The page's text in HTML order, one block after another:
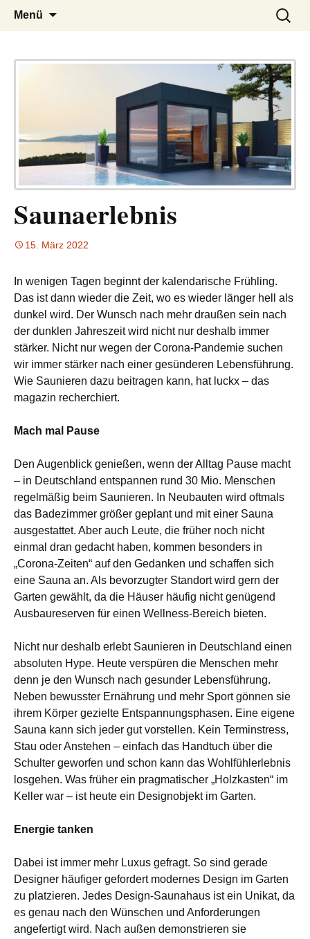
LUCKX
– das Magazin
Menü
Suchen
nach:
Saunaerlebnis
15. März 2022
In wenigen Tagen beginnt der kalendarische Frühling.
Das ist dann wieder die Zeit, wo es wieder länger hell als
dunkel wird. Der Wunsch nach mehr draußen sein nach
der dunklen Jahreszeit wird nicht nur deshalb immer
stärker. Nicht nur wegen der Corona-Pandemie suchen
wir immer stärker nach einer gesünderen Lebensführung.
Wie Saunieren dazu beitragen kann, hat luckx – das
magazin recherchiert.
Mach mal Pause
Den Augenblick genießen, wenn der Alltag Pause macht
– in Deutschland entspannen rund 30 Mio. Menschen
regelmäßig beim Saunieren. In Neubauten wird oftmals
das Badezimmer größer geplant und mit einer Sauna
ausgestattet. Aber auch Leute, die früher noch nicht
einmal dran gedacht haben, kommen besonders in
„Corona-Zeiten“ auf den Gedanken und schaffen sich
eine Sauna an. Als bevorzugter Standort wird gern der
Garten gewählt, da die Häuser häufig nicht genügend
Ausbaureserven für einen Wellness-Bereich bieten.
Nicht nur deshalb erlebt Saunieren in Deutschland einen
absoluten Hype. Heute verspüren die Menschen mehr
denn je den Wunsch nach gesunder Lebensführung.
Neben bewusster Ernährung und mehr Sport gönnen sie
ihrem Körper gezielte Entspannungsphasen. Eine eigene
Sauna kann sich jeder gut vorstellen. Kein Terminstress,
Stau oder Anstehen – einfach das Handtuch über die
Schulter geworfen und schon kann das Wohlfühlerlebnis
losgehen. Was früher ein pragmatischer „Holzkasten“ im
Keller war – ist heute ein Designobjekt im Garten.
Energie tanken
Dabei ist immer mehr Luxus gefragt. So sind gerade
Designer häufiger gefordert modernes Design im Garten
zu platzieren. Jedes Design-Saunahaus ist ein Unikat, da
es genau nach den Wünschen und Anforderungen
angefertigt wird. Nach außen demonstrieren sie